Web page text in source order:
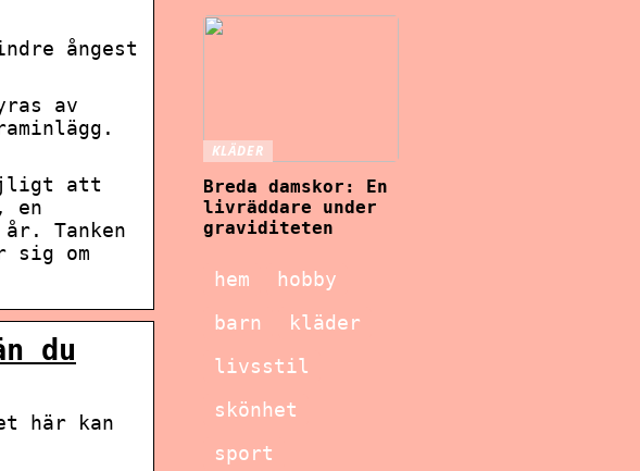
ångest
av
att
en
Tanken
sig om
du
här kan
KLÄDER
Breda damskor: En
livräddare under
graviditeten
hem
hobby
barn
kläder
livsstil
skönhet
sport